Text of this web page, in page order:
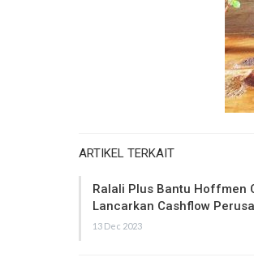
ARTIKEL TERKAIT
Ralali Plus Bantu Hoffmen
Lancarkan Cashflow
13 Dec 2023